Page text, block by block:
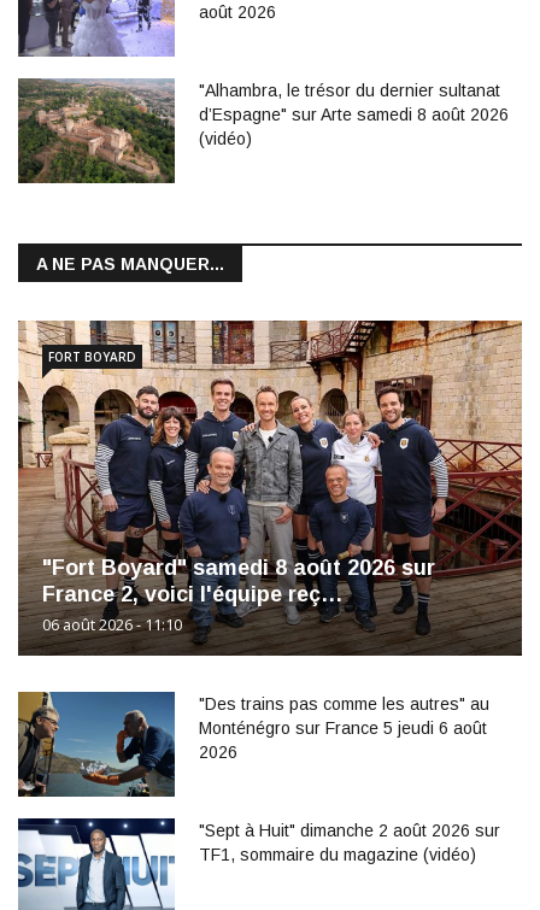
août 2026
"Alhambra, le trésor du dernier sultanat
d’Espagne" sur Arte samedi 8 août 2026
(vidéo)
A NE PAS MANQUER...
"Fort Boyard" samedi 8 août 2026 sur
France 2, voici l'équipe reç…
06 août 2026 - 11:10
FORT BOYARD
"Des trains pas comme les autres" au
Monténégro sur France 5 jeudi 6 août
2026
"Sept à Huit" dimanche 2 août 2026 sur
TF1, sommaire du magazine (vidéo)